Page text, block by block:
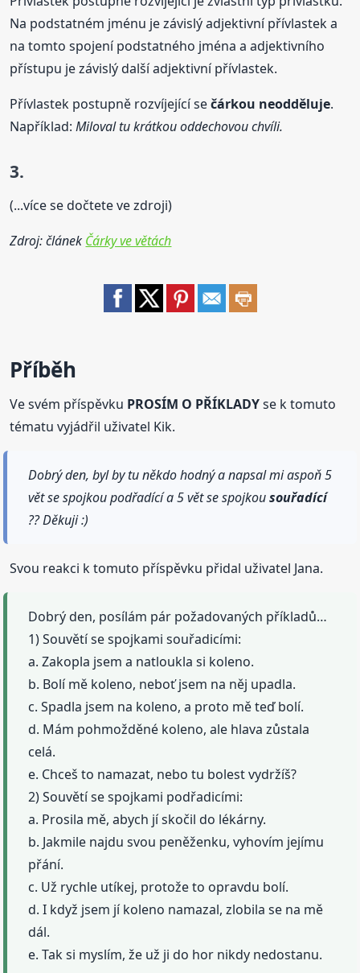
Na podstatném jménu je závislý adjektivní přívlastek a
na tomto spojení podstatného jména a adjektivního
přístupu je závislý další adjektivní přívlastek.
Přívlastek postupně rozvíjející sečárkou neodděluje.
Například:Miloval tu krátkou oddechovou chvíli.
3.
(...více se dočtete ve zdroji)
Zdroj: článek Čárky ve větách
Příběh
Ve svém příspěvku PROSÍM O PŘÍKLADYse k tomuto
tématu vyjádřil uživatel Kik.
Dobrý den, byl by tu někdo hodný a napsal mi aspoň 5
vět se spojkou podřadící a 5 vět se spojkousouřadící
?? Děkuji :)
Svou reakci k tomuto příspěvku přidal uživatel Jana.
Dobrý den, posílám pár požadovaných příkladů…
1) Souvětí se spojkami souřadicími:
a. Zakopla jsem a natloukla si koleno.
b. Bolí mě koleno, neboť jsem na něj upadla.
c. Spadla jsem na koleno, a proto mě teď bolí.
d. Mám pohmožděné koleno, ale hlava zůstala
celá.
e. Chceš to namazat, nebo tu bolest vydržíš?
2) Souvětí se spojkami podřadicími:
a. Prosila mě, abych jí skočil do lékárny.
b. Jakmile najdu svou peněženku, vyhovím jejímu
přání.
c. Už rychle utíkej, protože to opravdu bolí.
d. I když jsem jí koleno namazal, zlobila se na mě
dál.
e. Tak si myslím, že už ji do hor nikdy nedostanu.